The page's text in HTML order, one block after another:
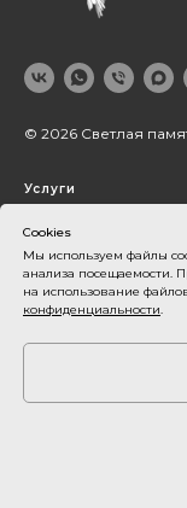
Cookies
Мы используем файлы
анализа посещаемости.
на использование
конфиденциальности.
© 2026 Светлая
Услуги
Оформление памятника
Установка памятника